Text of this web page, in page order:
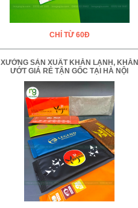
CHỈ TỪ 60Đ
XƯỞNG SẢN XUẤT KHĂN LẠNH, KHĂN
ƯỚT GIÁ RẺ TẬN GỐC TẠI HÀ NỘI